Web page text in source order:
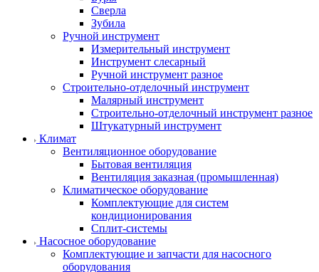
Сверла
Зубила
Ручной инструмент
Измерительный инструмент
Инструмент слесарный
Ручной инструмент разное
Строительно-отделочный инструмент
Малярный инструмент
Строительно-отделочный инструмент разное
Штукатурный инструмент
Климат
Вентиляционное оборудование
Бытовая вентиляция
Вентиляция заказная (промышленная)
Климатическое оборудование
Комплектующие для систем
кондиционирования
Сплит-системы
Насосное оборудование
Комплектующие и запчасти для насосного
оборудования